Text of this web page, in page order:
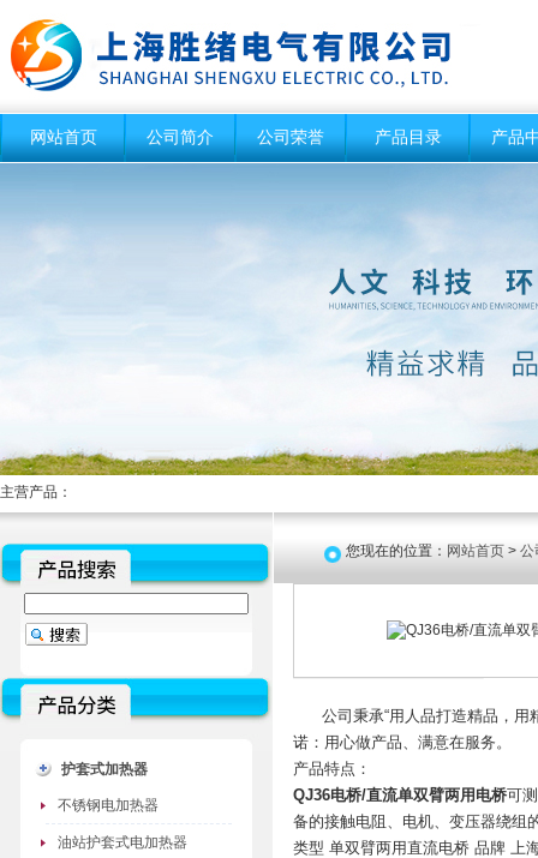
网站首页 公司简介 公司荣誉 产品目录 产品
主营产品：
护套式加热器
不锈钢电加热器
油站护套式电加热器
您现在的位置： 网站首页 > 公
公司秉承“用人品打造精品，用
诺：用心做产品、满意在服务。
产品特点：
QJ36电桥/直流单双臂两用电桥可
备的接触电阻、电机、变压器绕组
类型 单双臂两用直流电桥 品牌 上